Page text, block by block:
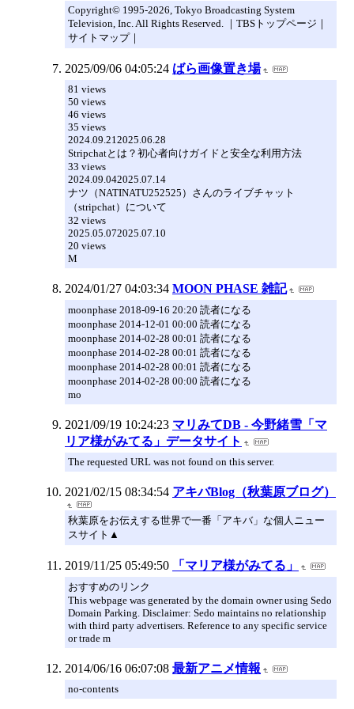
Copyright© 1995-2026, Tokyo Broadcasting System
Television, Inc. All Rights Reserved. ｜TBSトップページ｜
サイトマップ｜
2025/09/06 04:05:24 ばら画像置き場
81 views
50 views
46 views
35 views
2024.09.212025.06.28
Stripchatとは？初心者向けガイドと安全な利用方法
33 views
2024.09.042025.07.14
ナツ（NATINATU252525）さんのライブチャット
（stripchat）について
32 views
2025.05.072025.07.10
20 views
M
2024/01/27 04:03:34 MOON PHASE 雑記
moonphase 2018-09-16 20:20 読者になる
moonphase 2014-12-01 00:00 読者になる
moonphase 2014-02-28 00:01 読者になる
moonphase 2014-02-28 00:01 読者になる
moonphase 2014-02-28 00:01 読者になる
moonphase 2014-02-28 00:00 読者になる
mo
2021/09/19 10:24:23 マリみてDB - 今野緒雪「マ
リア様がみてる」データサイト
The requested URL was not found on this server.
2021/02/15 08:34:54 アキバBlog（秋葉原ブログ）
秋葉原をお伝えする世界で一番「アキバ」な個人ニュー
スサイト▲
2019/11/25 05:49:50 「マリア様がみてる」
おすすめのリンク
This webpage was generated by the domain owner using Sedo
Domain Parking. Disclaimer: Sedo maintains no relationship
with third party advertisers. Reference to any specific service
or trade m
2014/06/16 06:07:08 最新アニメ情報
no-contents